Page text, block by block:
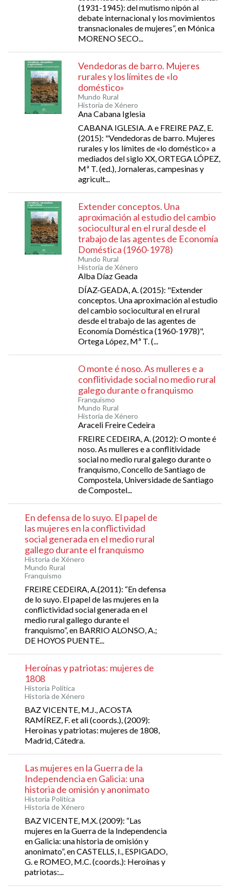
(1931-1945): del mutismo nipón al
debate internacional y los movimientos
transnacionales de mujeres”, en Mónica
MORENO SECO...
Vendedoras de barro. Mujeres
rurales y los límites de «lo
doméstico»
Mundo Rural
Historia de Xénero
Ana Cabana Iglesia
CABANA IGLESIA. A e FREIRE PAZ, E.
(2015): "Vendedoras de barro. Mujeres
rurales y los límites de «lo doméstico» a
mediados del siglo XX, ORTEGA LÓPEZ,
Mª T. (ed.), Jornaleras, campesinas y
agricult...
Extender conceptos. Una
aproximación al estudio del cambio
sociocultural en el rural desde el
trabajo de las agentes de Economía
Doméstica (1960-1978)
Mundo Rural
Historia de Xénero
Alba Díaz Geada
DÍAZ-GEADA, A. (2015): "Extender
conceptos. Una aproximación al estudio
del cambio sociocultural en el rural
desde el trabajo de las agentes de
Economía Doméstica (1960-1978)",
Ortega López, Mª T. (...
O monte é noso. As mulleres e a
conflitividade social no medio rural
galego durante o franquismo
Franquismo
Mundo Rural
Historia de Xénero
Araceli Freire Cedeira
FREIRE CEDEIRA, A. (2012): O monte é
noso. As mulleres e a conflitividade
social no medio rural galego durante o
franquismo, Concello de Santiago de
Compostela, Universidade de Santiago
de Compostel...
En defensa de lo suyo. El papel de
las mujeres en la conflictividad
social generada en el medio rural
gallego durante el franquismo
Historia de Xénero
Mundo Rural
Franquismo
FREIRE CEDEIRA, A.(2011): “En defensa
de lo suyo. El papel de las mujeres en la
conflictividad social generada en el
medio rural gallego durante el
franquismo”, en BARRIO ALONSO, A.;
DE HOYOS PUENTE...
Heroínas y patriotas: mujeres de
1808
Historia Política
Historia de Xénero
BAZ VICENTE, M.J., ACOSTA
RAMÍREZ, F. et ali (coords.), (2009):
Heroínas y patriotas: mujeres de 1808,
Madrid, Cátedra.
Las mujeres en la Guerra de la
Independencia en Galicia: una
historia de omisión y anonimato
Historia Política
Historia de Xénero
BAZ VICENTE, M.X. (2009): “Las
mujeres en la Guerra de la Independencia
en Galicia: una historia de omisión y
anonimato”, en CASTELLS, I., ESPIGADO,
G. e ROMEO, M.C. (coords.): Heroínas y
patriotas:...